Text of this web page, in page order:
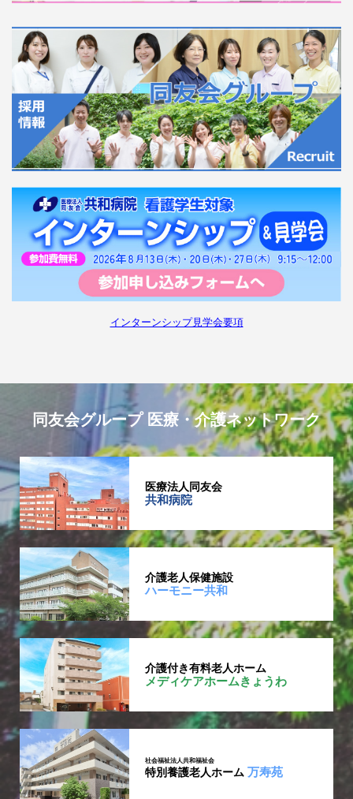
インターンシップ見学会要項
同友会グループ 医療・介護ネットワーク
医療法人同友会
共和病院
介護老人保健施設
ハーモニー共和
介護付き有料老人ホーム
メディケアホームきょうわ
社会福祉法人共和福祉会
特別養護老人ホーム万寿苑